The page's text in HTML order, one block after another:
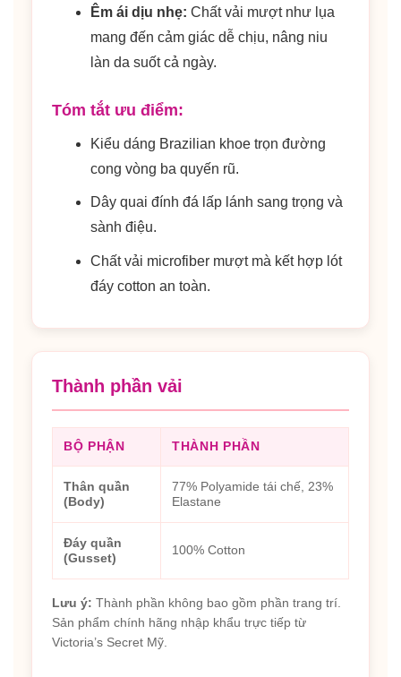
Êm ái dịu nhẹ: Chất vải mượt như lụa
mang đến cảm giác dễ chịu, nâng niu
làn da suốt cả ngày.
Tóm tắt ưu điểm:
Kiểu dáng Brazilian khoe trọn đường
cong vòng ba quyến rũ.
Dây quai đính đá lấp lánh sang trọng và
sành điệu.
Chất vải microfiber mượt mà kết hợp lót
đáy cotton an toàn.
Thành phần vải
BỘ PHẬN THÀNH PHẦN
Thân quần
(Body)
77% Polyamide tái chế, 23%
Elastane
Đáy quần
(Gusset)
100% Cotton
Lưu ý: Thành phần không bao gồm phần trang trí.
Sản phẩm chính hãng nhập khẩu trực tiếp từ
Victoria’s Secret Mỹ.